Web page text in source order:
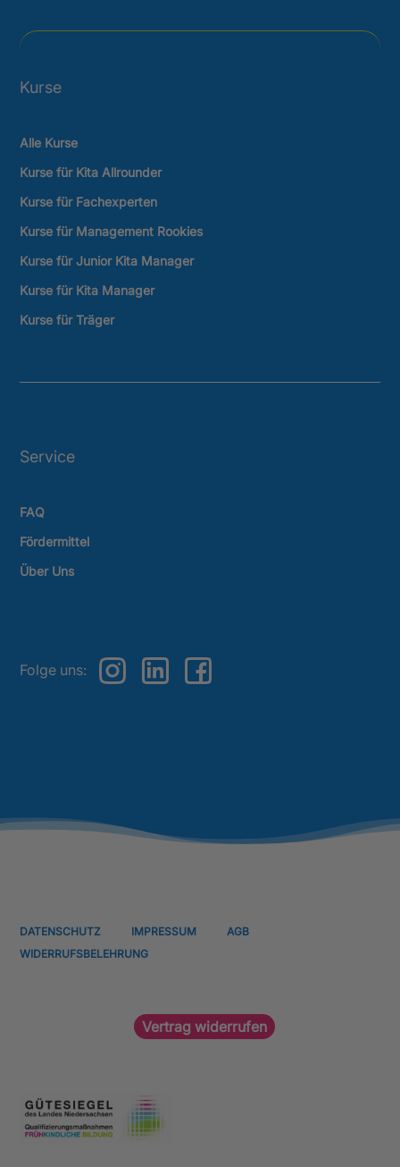
Kurse
Alle Kurse
Kurse für Kita Allrounder
Kurse für Fachexperten
Kurse für Management Rookies
Kurse für Junior Kita Manager
Kurse für Kita Manager
Kurse für Träger
Service
FAQ
Fördermittel
Über Uns
Folge uns:
DATENSCHUTZ IMPRESSUM
AGB
WIDERRUFSBELEHRUNG
Vertrag widerrufen